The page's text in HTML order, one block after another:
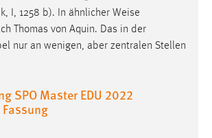
I, 1258 b). In ähnlicher Weise
Thomas von Aquin. Das in der
nur an wenigen, aber zentralen Stellen
SPO Master EDU 2022